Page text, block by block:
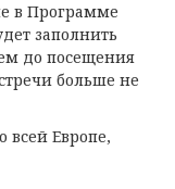
в Программе
заполнить
до посещения
больше не
всей Европе,